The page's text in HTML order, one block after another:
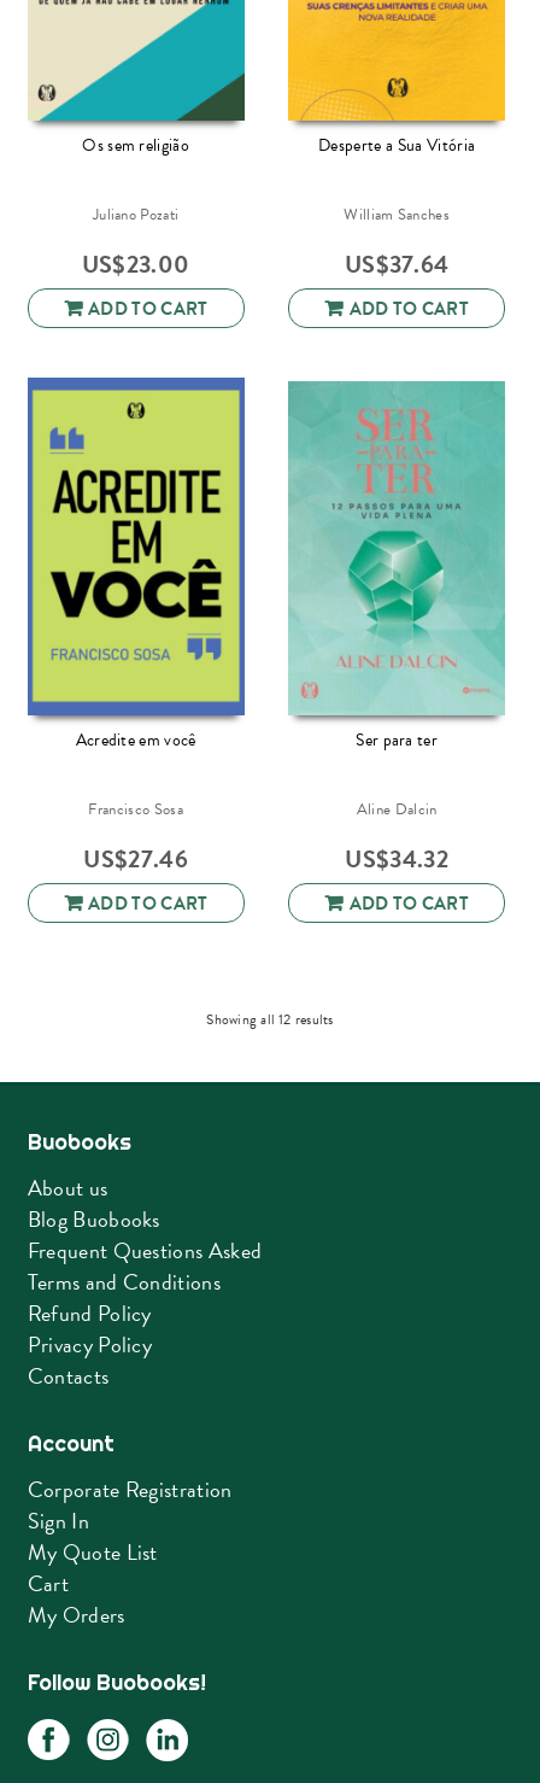
Os sem religião
Juliano Pozati
US$23.00
ADD TO CART
Desperte a Sua Vitória
William Sanches
US$37.64
ADD TO CART
Acredite em você
Francisco Sosa
US$27.46
ADD TO CART
Ser para ter
Aline Dalcin
US$34.32
ADD TO CART
Showing all 12 resultsSorted
Buobooks
About us
Blog Buobooks
Frequent Questions Asked
Terms and Conditions
Refund Policy
Privacy Policy
Contacts
Account
Corporate Registration
Sign In
My Quote List
Cart
My Orders
Follow Buobooks!